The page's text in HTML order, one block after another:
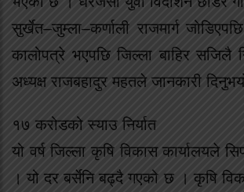
सुर्खेत–जुम्ला–कर्णाली राजमार्ग
कालोपत्रे भएपछि जिल्ला बाहिर
अध्यक्ष राजबहादुर महतले जानकारी
१७ करोडको स्याउ निर्यात
यो वर्ष जिल्ला कृषि विकास कार्यालयले
। यो दर बर्सेनि बढ्दै गएको छ । कृषि